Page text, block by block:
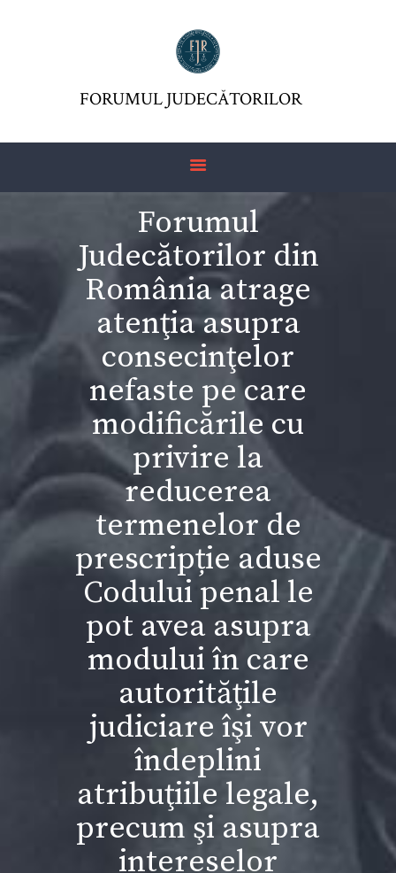
FORUMUL JUDECĂTORILOR
Forumul
Judecătorilor din
România atrage
atenţia asupra
consecinţelor
nefaste pe care
modificările cu
privire la
reducerea
termenelor de
prescripție aduse
Codului penal le
pot avea asupra
modului în care
autorităţile
judiciare îşi vor
îndeplini
atribuţiile legale,
precum şi asupra
intereselor
FORUMUL JUDECĂTORILOR
FJR ASSOCIATION
JURISPRUDENCE